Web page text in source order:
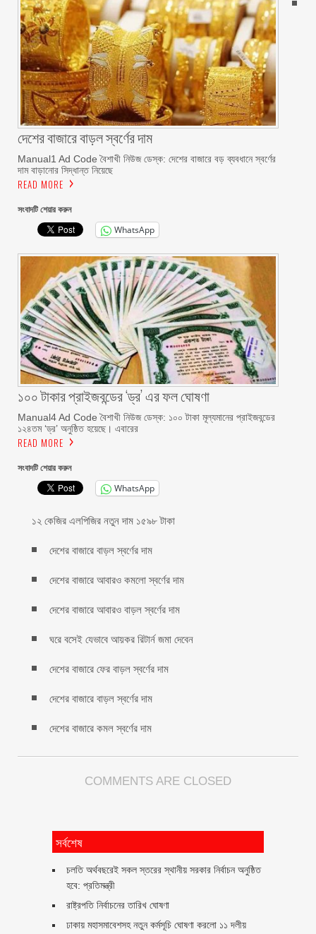
দেশের বাজারে বাড়ল স্বর্ণের দাম
Manual1 Ad Code বৈশাখী নিউজ ডেস্ক: দেশের বাজারে বড় ব্যবধানে স্বর্ণের
দাম বাড়ানোর সিদ্ধান্ত নিয়েছে
READ MORE
সংবাদটি শেয়ার করুন
WhatsApp
১০০ টাকার প্রাইজবন্ডের ‘ড্র’ এর ফল ঘোষণা
Manual4 Ad Code বৈশাখী নিউজ ডেস্ক: ১০০ টাকা মূল্যমানের প্রাইজবন্ডের
১২৪তম ‘ড্র’ অনুষ্ঠিত হয়েছে। এবারের
READ MORE
সংবাদটি শেয়ার করুন
WhatsApp
১২ কেজির এলপিজির নতুন দাম ১৫৯৮ টাকা
দেশের বাজারে বাড়ল স্বর্ণের দাম
দেশের বাজারে আবারও কমলো স্বর্ণের দাম
দেশের বাজারে আবারও বাড়ল স্বর্ণের দাম
ঘরে বসেই যেভাবে আয়কর রিটার্ন জমা দেবেন
দেশের বাজারে ফের বাড়ল স্বর্ণের দাম
দেশের বাজারে বাড়ল স্বর্ণের দাম
দেশের বাজারে কমল স্বর্ণের দাম
COMMENTS ARE CLOSED
সর্বশেষ
চলতি অর্থবছরেই সকল স্তরের স্থানীয় সরকার নির্বাচন অনুষ্ঠিত
হবে: প্রতিমন্ত্রী
রাষ্ট্রপতি নির্বাচনের তারিখ ঘোষণা
ঢাকায় মহাসমাবেশসহ নতুন কর্মসূচি ঘোষণা করলো ১১ দলীয়